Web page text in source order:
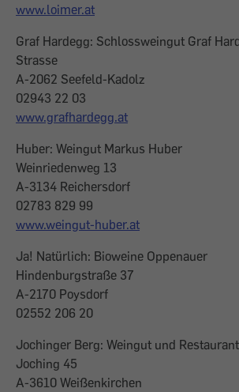
www.loimer.at
Graf Hardegg: Schlossweingut Graf
Strasse
A-2062 Seefeld-Kadolz
02943 22 03
www.grafhardegg.at
Huber: Weingut Markus Huber
Weinriedenweg 13
A-3134 Reichersdorf
02783 829 99
www.weingut-huber.at
Ja! Natürlich: Bioweine Oppenauer
Hindenburgstraße 37
A-2170 Poysdorf
02552 206 20
Jochinger Berg: Weingut und
Joching 45
A-3610 Weißenkirchen